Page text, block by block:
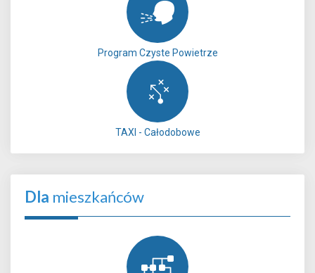
Program Czyste Powietrze
TAXI - Całodobowe
Dla mieszkańców